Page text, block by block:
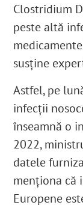
Clostridium
peste altă
susține
Astfel, pe
infecții
înseamnă o
2022,
datele
menționa că
Europene